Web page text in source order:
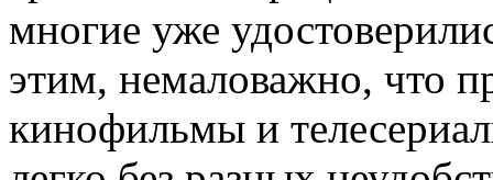
многие уже
этим, немаловажно, что
кинофильмы и